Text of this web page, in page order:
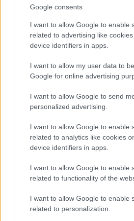
Google consents
I want to allow Google to enable
related to advertising like
device identifiers in apps.
I want to allow my user data to
Google for online advertising
I want to allow Google to send
personalized advertising.
I want to allow Google to enable
related to analytics like cookies
device identifiers in apps.
I want to allow Google to enable
related to functionality of the
I want to allow Google to enable
related to personalization.
bremzēšanai bija neizbēgama
nedaudz novēlota. ECB plānos
procentu likmes tik ilgi, kamēr
nepieciešams, lai inflācija
mērķa līmenī.
Attīstītajās valstīs jau ir sācies
monetārās politikas periods –
ASV, bet arī ECB pakāpeniski
ne­steigsies strauji kāpināt
kopprodukta samazināšanās
ceturkšņus pēc kārtas. – Aut.
Atcelt